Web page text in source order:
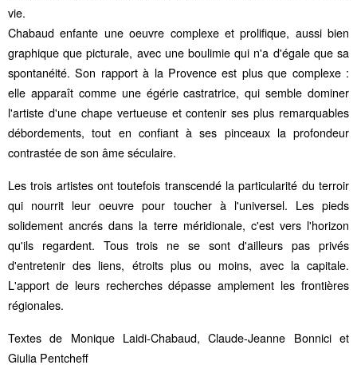
vie.
Chabaud enfante une oeuvre complexe et prolifique, aussi bien
graphique que picturale, avec une boulimie qui n'a d'égale que sa
spontanéité. Son rapport à la Provence est plus que complexe :
elle apparaît comme une égérie castratrice, qui semble dominer
l'artiste d'une chape vertueuse et contenir ses plus remarquables
débordements, tout en confiant à ses pinceaux la profondeur
contrastée de son âme séculaire.
Les trois artistes ont toutefois transcendé la particularité du terroir
qui nourrit leur oeuvre pour toucher à l'universel. Les pieds
solidement ancrés dans la terre méridionale, c'est vers l'horizon
qu'ils regardent. Tous trois ne se sont d'ailleurs pas privés
d'entretenir des liens, étroits plus ou moins, avec la capitale.
L'apport de leurs recherches dépasse amplement les frontières
régionales.
Textes de Monique Laidi-Chabaud, Claude-Jeanne Bonnici et
Giulia Pentcheff